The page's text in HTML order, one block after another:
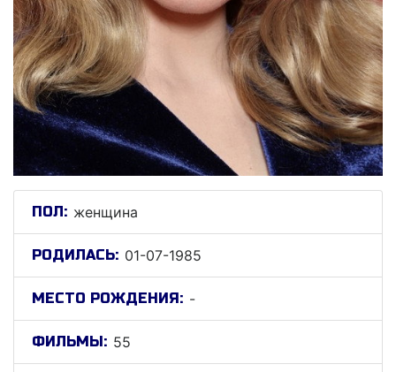
ПОЛ: женщина
РОДИЛАСЬ: 01-07-1985
МЕСТО РОЖДЕНИЯ: -
ФИЛЬМЫ: 55